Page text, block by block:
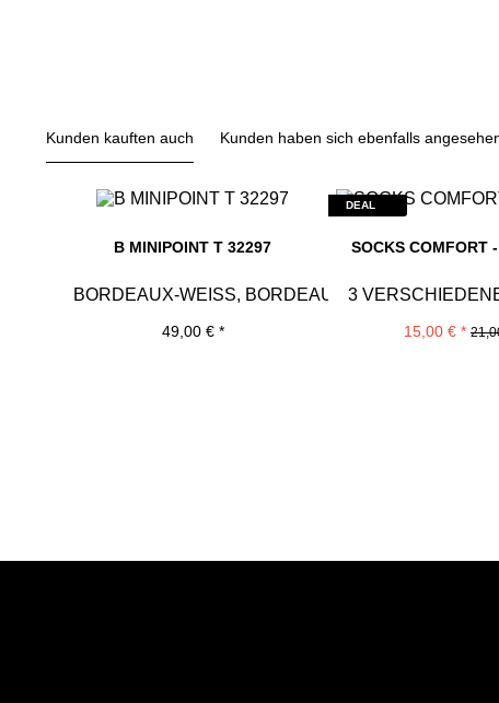
Kunden kauften auch Kunden haben sich ebenfalls
B MINIPOINT T 32297
BORDEAUX-WEISS, BORDEAUX/WEISS
49,00 € *
DEAL
SOCKS COMFORT
3
15,00 € *